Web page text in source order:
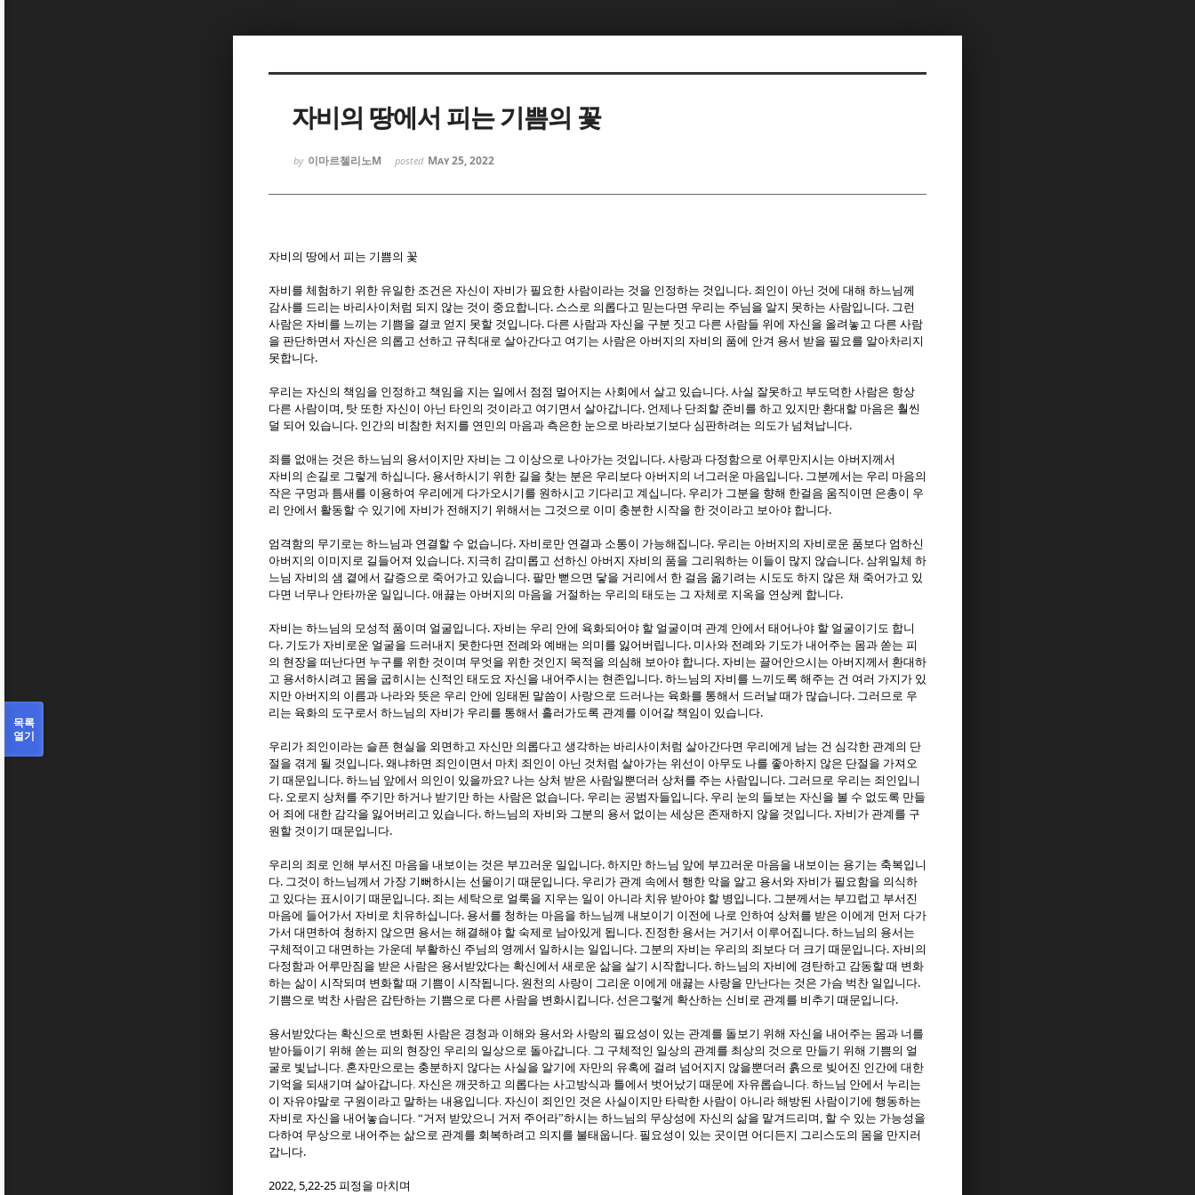
자비의 땅에서 피는 기쁨의 꽃
by 이마르첼리노M posted May 25, 2022
자비의 땅에서 피는 기쁨의 꽃
자비를 체험하기 위한 유일한 조건은 자신이 자비가 필요한 사람이라는 것을 인정하는 것입니다. 죄인이 아닌 것에 대해 하느님께
감사를 드리는 바리사이처럼 되지 않는 것이 중요합니다. 스스로 의롭다고 믿는다면 우리는 주님을 알지 못하는 사람입니다. 그런
사람은 자비를 느끼는 기쁨을 결코 얻지 못할 것입니다. 다른 사람과 자신을 구분 짓고 다른 사람들 위에 자신을 올려놓고 다른 사람
을 판단하면서 자신은 의롭고 선하고 규칙대로 살아간다고 여기는 사람은 아버지의 자비의 품에 안겨 용서 받을 필요를 알아차리지
못합니다.
우리는 자신의 책임을 인정하고 책임을 지는 일에서 점점 멀어지는 사회에서 살고 있습니다. 사실 잘못하고 부도덕한 사람은 항상
다른 사람이며 , 탓 또한 자신이 아닌 타인의 것이라고 여기면서 살아갑니다. 언제나 단죄할 준비를 하고 있지만 환대할 마음은 훨씬
덜 되어 있습니다. 인간의 비참한 처지를 연민의 마음과 측은한 눈으로 바라보기보다 심판하려는 의도가 넘쳐납니다.
죄를 없애는 것은 하느님의 용서이지만 자비는 그 이상으로 나아가는 것입니다. 사랑과 다정함으로 어루만지시는 아버지께서
자비의 손길로 그렇게 하십니다. 용서하시기 위한 길을 찾는 분은 우리보다 아버지의 너그러운 마음입니다. 그분께서는 우리 마음의
작은 구멍과 틈새를 이용하여 우리에게 다가오시기를 원하시고 기다리고 계십니다. 우리가 그분을 향해 한걸음 움직이면 은총이 우
리 안에서 활동할 수 있기에 자비가 전해지기 위해서는 그것으로 이미 충분한 시작을 한 것이라고 보아야 합니다.
엄격함의 무기로는 하느님과 연결할 수 없습니다. 자비로만 연결과 소통이 가능해집니다. 우리는 아버지의 자비로운 품보다 엄하신
아버지의 이미지로 길들어져 있습니다. 지극히 감미롭고 선하신 아버지 자비의 품을 그리워하는 이들이 많지 않습니다. 삼위일체 하
느님 자비의 샘 곁에서 갈증으로 죽어가고 있습니다. 팔만 뻗으면 닿을 거리에서 한 걸음 옮기려는 시도도 하지 않은 채 죽어가고 있
다면 너무나 안타까운 일입니다. 애끓는 아버지의 마음을 거절하는 우리의 태도는 그 자체로 지옥을 연상케 합니다.
자비는 하느님의 모성적 품이며 얼굴입니다. 자비는 우리 안에 육화되어야 할 얼굴이며 관계 안에서 태어나야 할 얼굴이기도 합니
다. 기도가 자비로운 얼굴을 드러내지 못한다면 전례와 예배는 의미를 잃어버립니다. 미사와 전례와 기도가 내어주는 몸과 쏟는 피
의 현장을 떠난다면 누구를 위한 것이며 무엇을 위한 것인지 목적을 의심해 보아야 합니다. 자비는 끌어안으시는 아버지께서 환대하
고 용서하시려고 몸을 굽히시는 신적인 태도요 자신을 내어주시는 현존입니다. 하느님의 자비를 느끼도록 해주는 건 여러 가지가 있
지만 아버지의 이름과 나라와 뜻은 우리 안에 잉태된 말씀이 사랑으로 드러나는 육화를 통해서 드러날 때가 많습니다. 그러므로 우
리는 육화의 도구로서 하느님의 자비가 우리를 통해서 흘러가도록 관계를 이어갈 책임이 있습니다.
우리가 죄인이라는 슬픈 현실을 외면하고 자신만 의롭다고 생각하는 바리사이처럼 살아간다면 우리에게 남는 건 심각한 관계의 단
절을 겪게 될 것입니다. 왜냐하면 죄인이면서 마치 죄인이 아닌 것처럼 살아가는 위선이 아무도 나를 좋아하지 않은 단절을 가져오
기 때문입니다. 하느님 앞에서 의인이 있을까요? 나는 상처 받은 사람일뿐더러 상처를 주는 사람입니다. 그러므로 우리는 죄인입니
다. 오로지 상처를 주기만 하거나 받기만 하는 사람은 없습니다. 우리는 공범자들입니다. 우리 눈의 들보는 자신을 볼 수 없도록 만들
어 죄에 대한 감각을 잃어버리고 있습니다. 하느님의 자비와 그분의 용서 없이는 세상은 존재하지 않을 것입니다. 자비가 관계를 구
원할 것이기 때문입니다.
우리의 죄로 인해 부서진 마음을 내보이는 것은 부끄러운 일입니다. 하지만 하느님 앞에 부끄러운 마음을 내보이는 용기는 축복입니
다. 그것이 하느님께서 가장 기뻐하시는 선물이기 때문입니다. 우리가 관계 속에서 행한 악을 알고 용서와 자비가 필요함을 의식하
고 있다는 표시이기 때문입니다. 죄는 세탁으로 얼룩을 지우는 일이 아니라 치유 받아야 할 병입니다. 그분께서는 부끄럽고 부서진
마음에 들어가서 자비로 치유하십니다. 용서를 청하는 마음을 하느님께 내보이기 이전에 나로 인하여 상처를 받은 이에게 먼저 다가
가서 대면하여 청하지 않으면 용서는 해결해야 할 숙제로 남아있게 됩니다. 진정한 용서는 거기서 이루어집니다. 하느님의 용서는
구체적이고 대면하는 가운데 부활하신 주님의 영께서 일하시는 일입니다. 그분의 자비는 우리의 죄보다 더 크기 때문입니다. 자비의
다정함과 어루만짐을 받은 사람은 용서받았다는 확신에서 새로운 삶을 살기 시작합니다. 하느님의 자비에 경탄하고 감동할 때 변화
하는 삶이 시작되며 변화할 때 기쁨이 시작됩니다. 원천의 사랑이 그리운 이에게 애끓는 사랑을 만난다는 것은 가슴 벅찬 일입니다.
기쁨으로 벅찬 사람은 감탄하는 기쁨으로 다른 사람을 변화시킵니다. 선은그렇게 확산하는 신비로 관계를 비추기 때문입니다.
용서받았다는 확신으로 변화된 사람은 경청과 이해와 용서와 사랑의 필요성이 있는 관계를 돌보기 위해 자신을 내어주는 몸과 너를
받아들이기 위해 쏟는 피의 현장인 우리의 일상으로 돌아갑니다. 그 구체적인 일상의 관계를 최상의 것으로 만들기 위해 기쁨의 얼
굴로 빛납니다. 혼자만으로는 충분하지 않다는 사실을 알기에 자만의 유혹에 걸려 넘어지지 않을뿐더러 흙으로 빚어진 인간에 대한
기억을 되새기며 살아갑니다. 자신은 깨끗하고 의롭다는 사고방식과 틀에서 벗어났기 때문에 자유롭습니다. 하느님 안에서 누리는
이 자유야말로 구원이라고 말하는 내용입니다. 자신이 죄인인 것은 사실이지만 타락한 사람이 아니라 해방된 사람이기에 행동하는
자비로 자신을 내어놓습니다. “거저 받았으니 거저 주어라”하시는 하느님의 무상성에 자신의 삶을 맡겨드리며, 할 수 있는 가능성을
다하여 무상으로 내어주는 삶으로 관계를 회복하려고 의지를 불태웁니다. 필요성이 있는 곳이면 어디든지 그리스도의 몸을 만지러
갑니다.
2022, 5,22-25 피정을 마치며
목록
열기
Sketchbook5, 스케치북5
Sketchbook5, 스케치북5